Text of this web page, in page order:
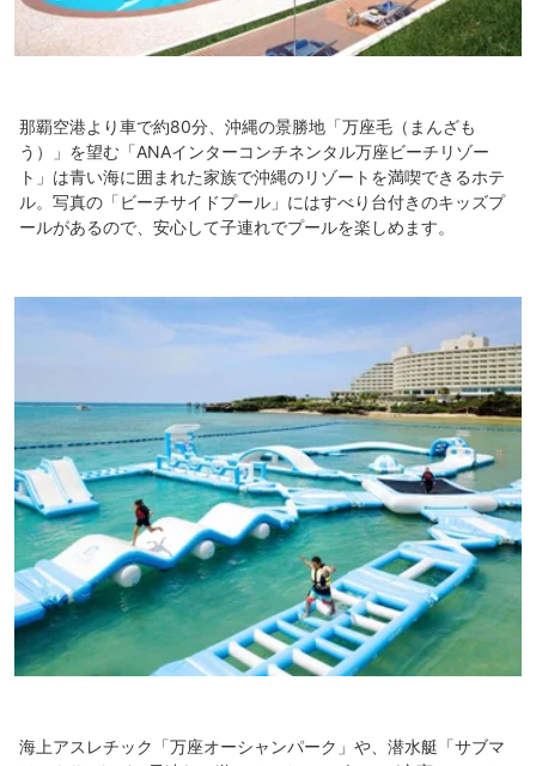
那覇空港より車で約80分、沖縄の景勝地「万座毛（まんざも
う）」を望む「ANAインターコンチネンタル万座ビーチリゾー
ト」は青い海に囲まれた家族で沖縄のリゾートを満喫できるホテ
ル。写真の「ビーチサイドプール」にはすべり台付きのキッズプ
ールがあるので、安心して子連れでプールを楽しめます。
海上アスレチック「万座オーシャンパーク」や、潜水艇「サブマ